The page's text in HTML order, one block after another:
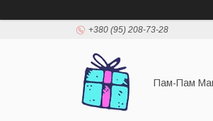
+380 (95) 208-73-28
Пам-Пам